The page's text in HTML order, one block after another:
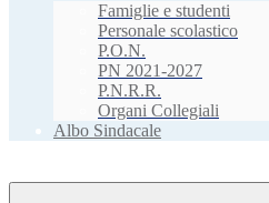
Famiglie e studenti
Personale scolastico
P.O.N.
PN 2021-2027
P.N.R.R.
Organi Collegiali
Albo Sindacale